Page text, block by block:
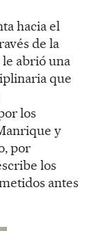
hacia el
de la
abrió una
que
los
y
por
los
antes